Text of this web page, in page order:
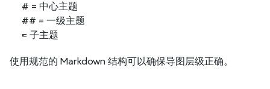
# = 中心主题
## = 一级主题
= 子主题
使用规范的 Markdown 结构可以确保导图层级正确。